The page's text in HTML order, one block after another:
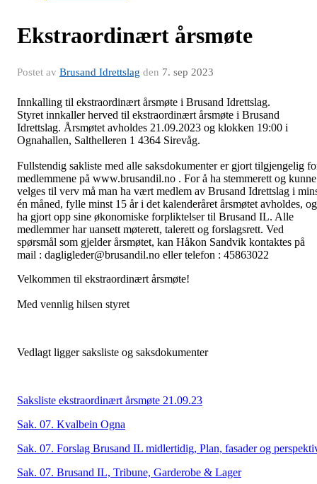
Ekstraordinært årsmøte
Postet av Brusand Idrettslag den 7. sep 2023
Innkalling til ekstraordinært årsmøte i Brusand Idrettslag.
Styret innkaller herved til ekstraordinært årsmøte i Brusand
Idrettslag. Årsmøtet avholdes 21.09.2023 og klokken 19:00 i
Ognahallen, Salthelleren 1 4364 Sirevåg.
Fullstendig sakliste med alle saksdokumenter er gjort tilgjengelig
medlemmene på www.brusandil.no . For å ha stemmerett og kunne
velges til verv må man ha vært medlem av Brusand Idrettslag i
én måned, fylle minst 15 år i det kalenderåret årsmøtet avholdes, og
ha gjort opp sine økonomiske forpliktelser til Brusand IL. Alle
medlemmer har uansett møterett, talerett og forslagsrett. Ved
spørsmål som gjelder årsmøtet, kan Håkon Sandvik kontaktes på
mail : dagligleder@brusandil.no eller telefon : 45863022
Velkommen til ekstraordinært årsmøte!
Med vennlig hilsen styret
Vedlagt ligger saksliste og saksdokumenter
Saksliste ekstraordinært årsmøte 21.09.23
Sak. 07. Kvalbein Ogna
Sak. 07. Forslag Brusand IL midlertidig, Plan, fasader og
Sak. 07. Brusand IL, Tribune, Garderobe & Lager